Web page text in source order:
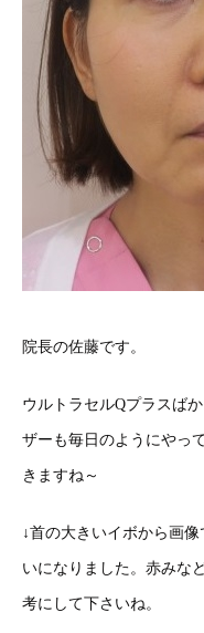
院長の佐藤です。
ウルトラセルQプラスば
ザーも毎日のようにやっ
きますね～
↓首の大きいイボから画
いになりました。赤みな
考にして下さいね。